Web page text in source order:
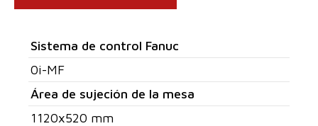
Sistema de control Fanuc
0i-MF
Área de sujeción de la mesa
1120x520 mm